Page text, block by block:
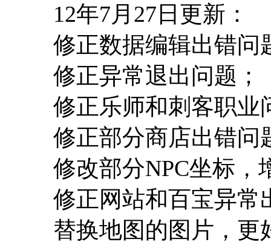
12年7月27日更新：
修正数据编辑出错问
修正异常退出问题；
修正乐师和刺客职业
修正部分商店出错问
修改部分NPC坐标，
修正网站和百宝异常
替换地图的图片，更